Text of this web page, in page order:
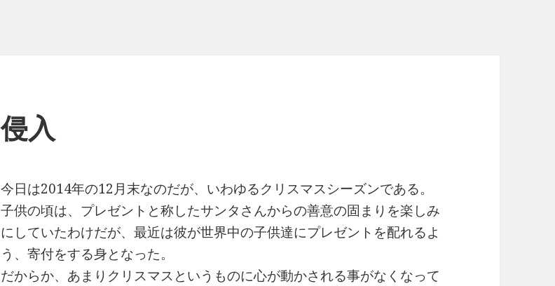
侵入
今日は2014年の12月末なのだが、いわゆるクリスマスシーズンである。
子供の頃は、プレゼントと称したサンタさんからの善意の固まりを楽しみ
にしていたわけだが、最近は彼が世界中の子供達にプレゼントを配れるよ
う、寄付をする身となった。
だからか、あまりクリスマスというものに心が動かされる事がなくなって